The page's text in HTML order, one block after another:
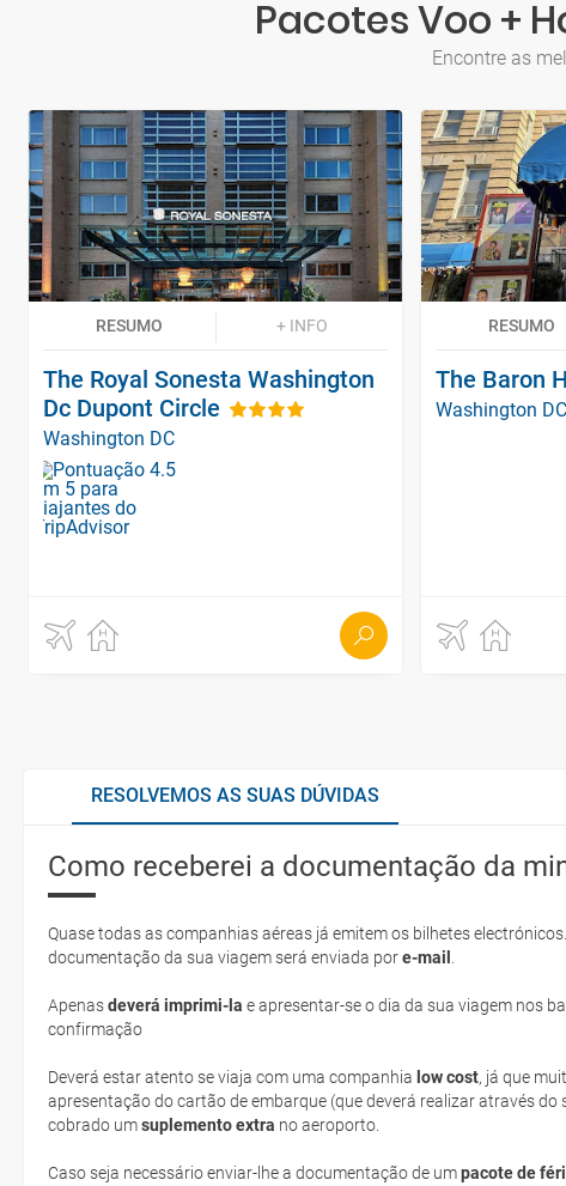
Pacotes Voo +
Encontre as
RESUMO + INFO
The Royal Sonesta Washington
Dc Dupont Circle
Washington DC
RESUMO
The Baron
Washington DC
RESOLVEMOS AS SUAS DÚVIDAS
Como receberei a documentação da
Quase todas as companhias aéreas já emitem os bilhetes
documentação da sua viagem será enviada pore-mail
Apenasdeverá imprimi-la e apresentar-se o dia da sua viagem nos
confirmação
Deverá estar atento se viaja com uma companhia low cost, já que
apresentação do cartão de embarque (que deverá realizar através do
cobrado umsuplemento extra no aeroporto.
Caso seja necessário enviar-lhe a documentação de umpacote de